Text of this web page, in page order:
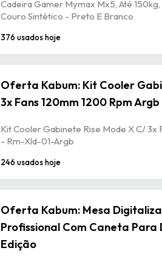
Cadeira Gamer Mymax Mx5, Até
Couro Sintético - Preto E Branco
376 usados hoje
Oferta Kabum: Kit Cooler
3x Fans 120mm 1200 Rpm
Kit Cooler Gabinete Rise Mode X C/ 3x
- Rm-Xld-01-Argb
246 usados hoje
Oferta Kabum: Mesa
Profissional Com Caneta Para
Edição